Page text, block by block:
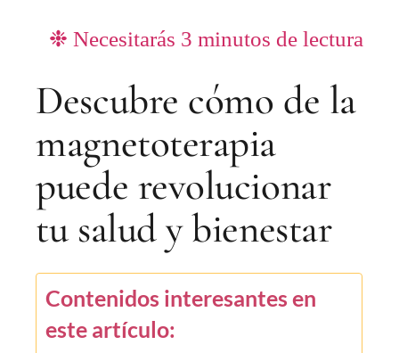
❉ Necesitarás 3 minutos de lectura
Descubre cómo de la
magnetoterapia
puede revolucionar
tu salud y bienestar
Contenidos interesantes en
este artículo: